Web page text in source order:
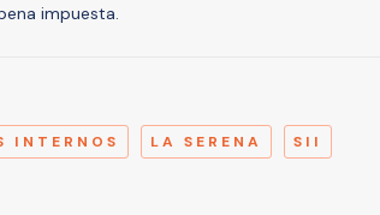
impuesta.
INTERNOS LA SERENA SII